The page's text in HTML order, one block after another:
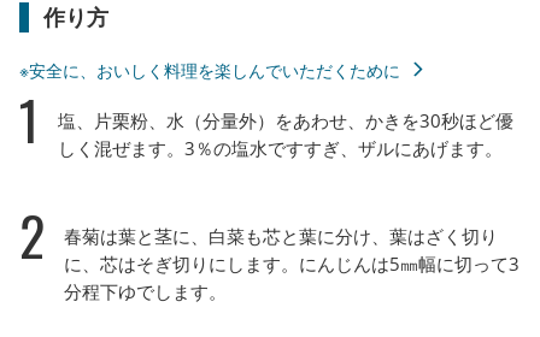
作り方
※安全に、おいしく料理を楽しんでいただくために
1
塩、片栗粉、水（分量外）をあわせ、かきを30秒ほど優
しく混ぜます。3％の塩水ですすぎ、ザルにあげます。
2
春菊は葉と茎に、白菜も芯と葉に分け、葉はざく切り
に、芯はそぎ切りにします。にんじんは5㎜幅に切って3
分程下ゆでします。